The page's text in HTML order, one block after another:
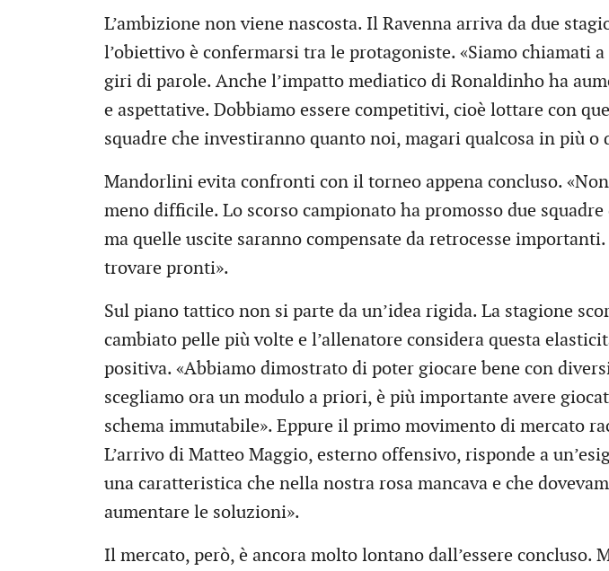
L’ambizione non viene nascosta. Il Ravenna arriva da due
l’obiettivo è confermarsi tra le protagoniste. «Siamo chiamati
giri di parole. Anche l’impatto mediatico di Ronaldinho ha
e aspettative. Dobbiamo essere competitivi, cioè lottare con
squadre che investiranno quanto noi, magari qualcosa in più o
Mandorlini evita confronti con il torneo appena concluso.
meno difficile. Lo scorso campionato ha promosso due
ma quelle uscite saranno compensate da retrocesse
trovare pronti».
Sul piano tattico non si parte da un’idea rigida. La stagione
cambiato pelle più volte e l’allenatore considera questa
positiva. «Abbiamo dimostrato di poter giocare bene con
scegliamo ora un modulo a priori, è più importante avere
schema immutabile». Eppure il primo movimento di mercato
L’arrivo di Matteo Maggio, esterno offensivo, risponde a
una caratteristica che nella nostra rosa mancava e che
aumentare le soluzioni».
Il mercato, però, è ancora molto lontano dall’essere concluso.